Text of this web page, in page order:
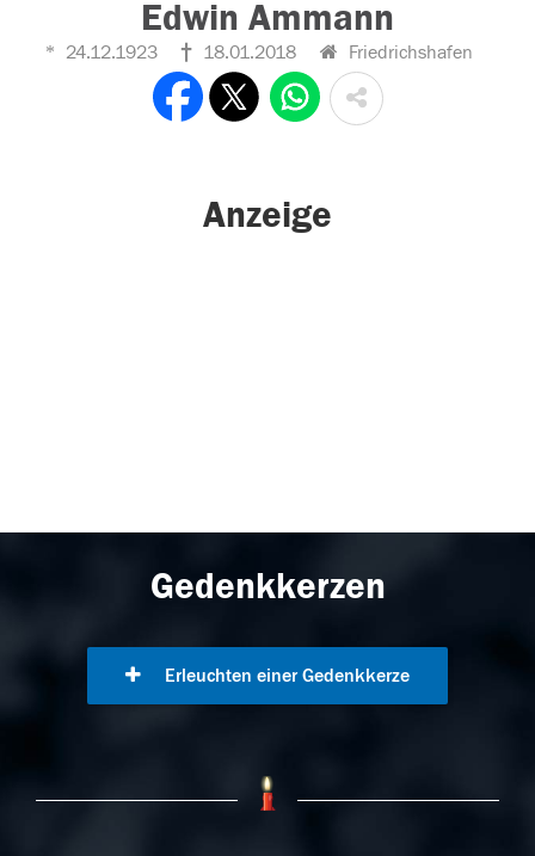
Edwin Ammann
24.12.1923 18.01.2018 Friedrichshafen
Anzeige
Gedenkkerzen
Erleuchten einer Gedenkkerze